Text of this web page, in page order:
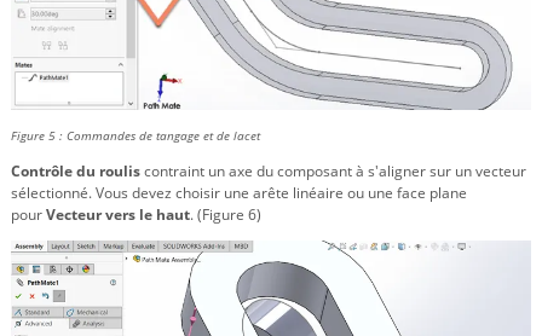
Figure 5 : Commandes de tangage et de lacet
Contrôle du rouliscontraint un axe du composant à s'aligner sur un vecteur
sélectionné. Vous devez choisir une arête linéaire ou une face plane
pourVecteur vers le haut. (Figure 6)